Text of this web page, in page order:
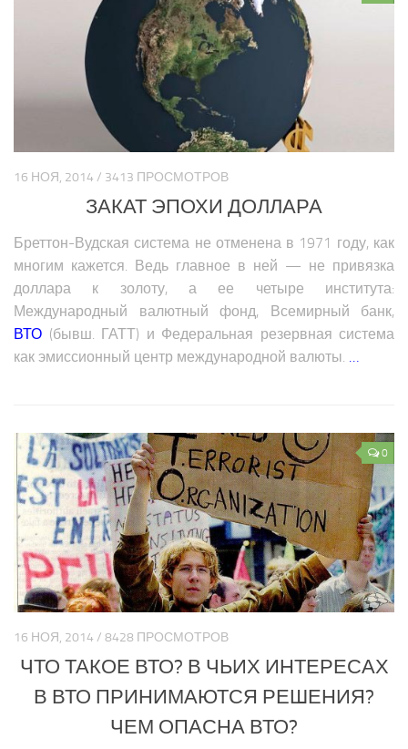
16 НОЯ, 2014 / 3413 ПРОСМОТРОВ
ЗАКАТ ЭПОХИ ДОЛЛАРА
Бреттон-Вудская система не отменена в 1971 году, как
многим кажется. Ведь главное в ней — не привязка
доллара к золоту, а ее четыре института:
Международный валютный фонд, Всемирный банк,
ВТО (бывш. ГАТТ) и Федеральная резервная система
как эмиссионный центр международной валюты. …
0
16 НОЯ, 2014 / 8428 ПРОСМОТРОВ
ЧТО ТАКОЕ ВТО? В ЧЬИХ ИНТЕРЕСАХ
В ВТО ПРИНИМАЮТСЯ РЕШЕНИЯ?
ЧЕМ ОПАСНА ВТО?